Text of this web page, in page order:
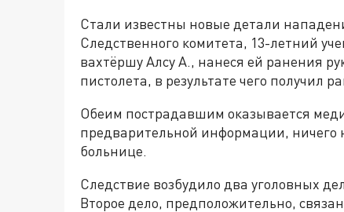
Стали известны новые детали
Следственного комитета, 13-летний
вахтёршу Алсу А., нанеся ей ранения
пистолета, в результате чего получил
Обеим пострадавшим оказывается
предварительной информации, ничего
больнице.
Следствие возбудило два уголовных
Второе дело, предположительно,